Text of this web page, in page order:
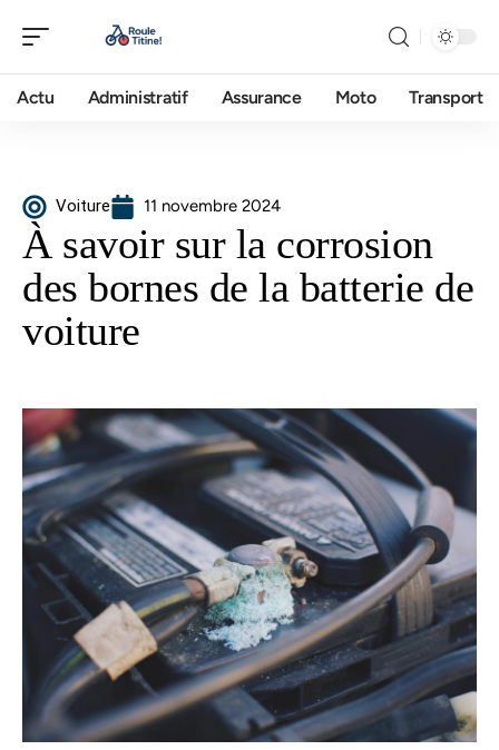
Actu Administratif Assurance Moto Transport
Voiture 11 novembre 2024
À savoir sur la corrosion
des bornes de la batterie de
voiture